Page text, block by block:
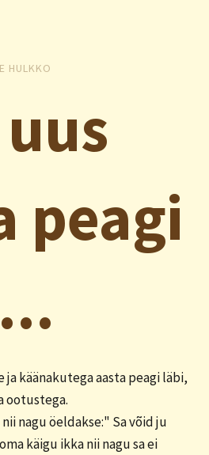
HULKKO
peagi
ja käänakutega aasta peagi läbi,
ootustega.
nagu öeldakse:" Sa võid ju
käigu ikka nii nagu sa ei